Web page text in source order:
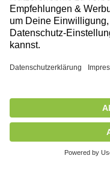
5,90 €
Ausgezeichnet durch